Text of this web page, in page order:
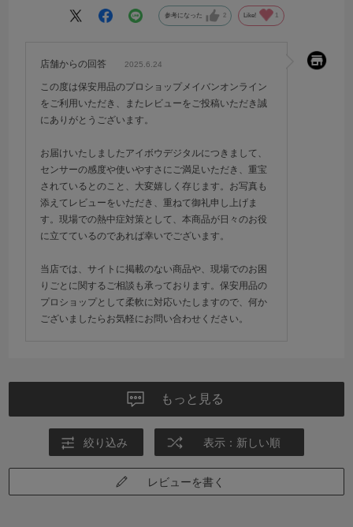
参考になった 2 Like! 1
店舗からの回答 2025.6.24
この度は保安用品のプロショップメイバンオンライン
をご利用いただき、またレビューをご投稿いただき誠
にありがとうございます。
お届けいたしましたアイボウデジタルにつきまして、
センサーの感度や使いやすさにご満足いただき、重宝
されているとのこと、大変嬉しく存じます。お写真も
添えてレビューをいただき、重ねて御礼申し上げま
す。現場での熱中症対策として、本商品が日々のお役
に立てているのであれば幸いでございます。
当店では、サイトに掲載のない商品や、現場でのお困
りごとに関するご相談も承っております。保安用品の
プロショップとして柔軟に対応いたしますので、何か
ございましたらお気軽にお問い合わせください。
もっと見る
絞り込み 表示：新しい順
レビューを書く